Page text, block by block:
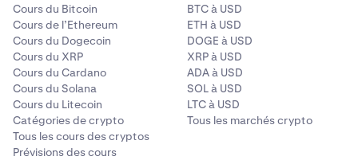
Cours du Bitcoin
Cours de l’Ethereum
Cours du Dogecoin
Cours du XRP
Cours du Cardano
Cours du Solana
Cours du Litecoin
Catégories de crypto
Tous les cours des cryptos
Prévisions des cours
BTC à USD
ETH à USD
DOGE à USD
XRP à USD
ADA à USD
SOL à USD
LTC à USD
Tous les marchés crypto